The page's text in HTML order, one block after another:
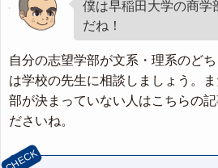
僕は早稲田大学の商学
だね！
自分の志望学部が文系・理系のど
は学校の先生に相談しましょう。
部が決まっていない人はこちらの
ださいね。